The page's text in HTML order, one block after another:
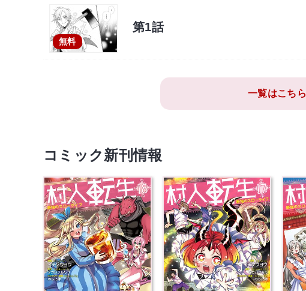
無料
第1話
一覧はこちら
コミック新刊情報